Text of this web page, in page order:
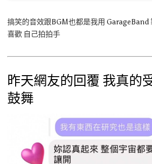
搞笑的音效跟BGM也都是我用 GarageBand
喜歡 自己拍拍手
昨天網友的回覆 我真的
鼓舞